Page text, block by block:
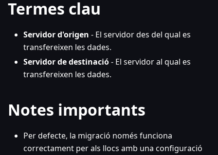
Termes clau
Servidor d'origen - El servidor des del qual es
transfereixen les dades.
Servidor de destinació- El servidor al qual es
transfereixen les dades.
Notes importants
Per defecte, la migració només funciona
correctament per als llocs amb una configuració